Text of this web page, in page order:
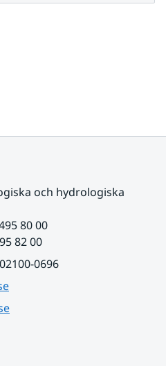
och hydrologiska
80 00
82 00
0696